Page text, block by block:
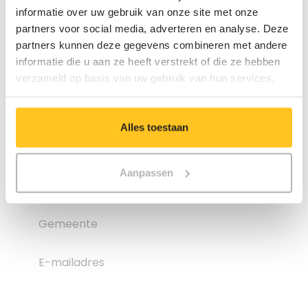
informatie over uw gebruik van onze site met onze
partners voor social media, adverteren en analyse. Deze
partners kunnen deze gegevens combineren met andere
informatie die u aan ze heeft verstrekt of die ze hebben
verzameld op basis van uw gebruik van hun services.
Alles toestaan
Aanpassen
kennen.